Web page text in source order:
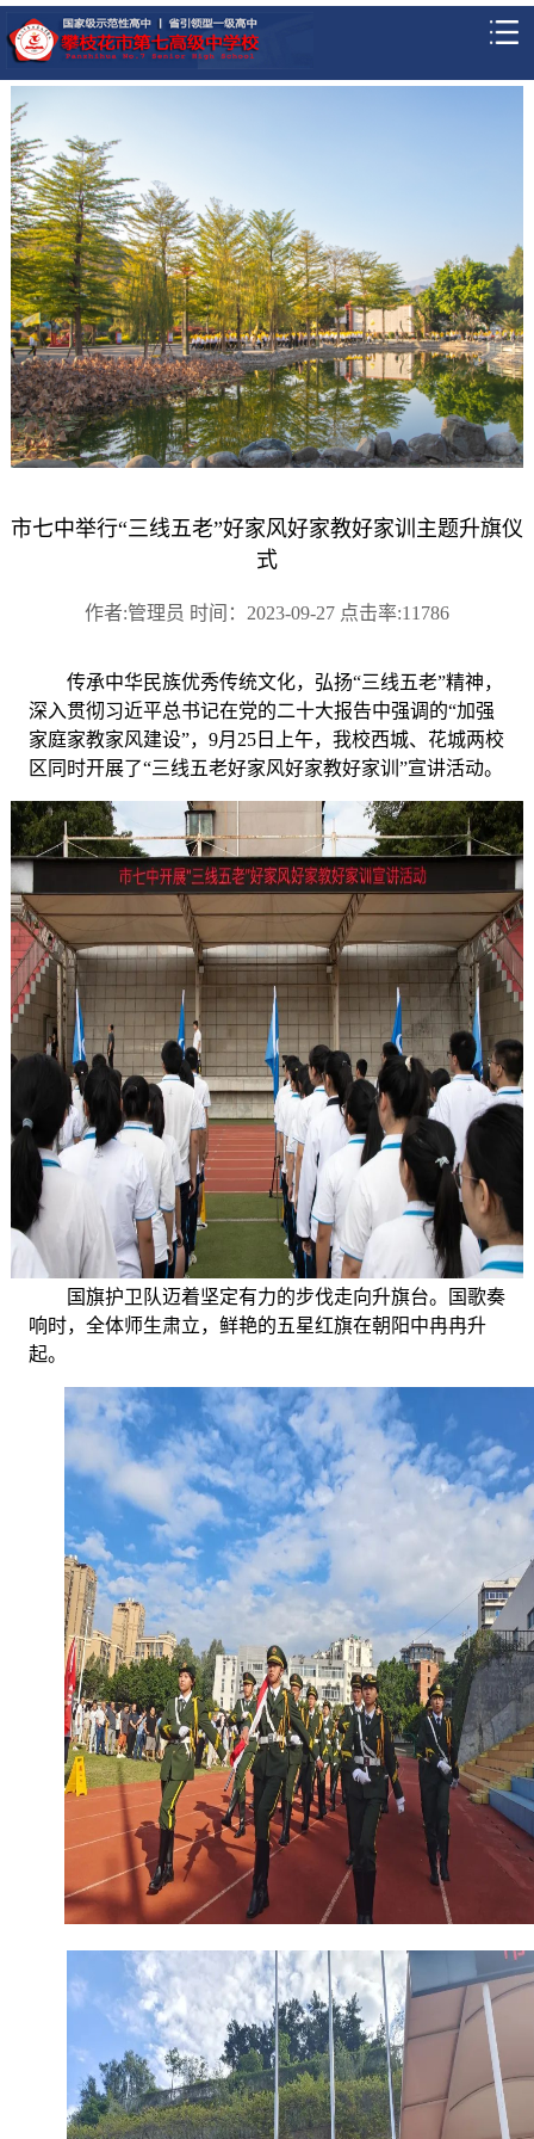
市七中举行“三线五老”好家风好家教好家训主题升旗仪
式
作者:管理员 时间：2023-09-27 点击率:11786
传承中华民族优秀传统文化，弘扬“三线五老”精神，
深入贯彻习近平总书记在党的二十大报告中强调的“加强
家庭家教家风建设”， 9月 25日上午，我校西城、花城两校
区同时开展了“三线五老好家风好家教好家训”宣讲活动。
国旗护卫队迈着坚定有力的步伐走向升旗台。国歌奏
响时，全体师生肃立，鲜艳的五星红旗在朝阳中冉冉升
起。